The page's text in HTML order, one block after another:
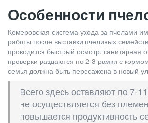
Особенности
Кемеровская система ухода за пчелами
работы после выставки пчелиных семейств
проводится быстрый осмотр, санитарная
проверки раздаются по 2-3 рамки с
семья должна быть пересажена в новый
Всего здесь оставляют по 7-11
не осуществляется без
повышается продуктивность